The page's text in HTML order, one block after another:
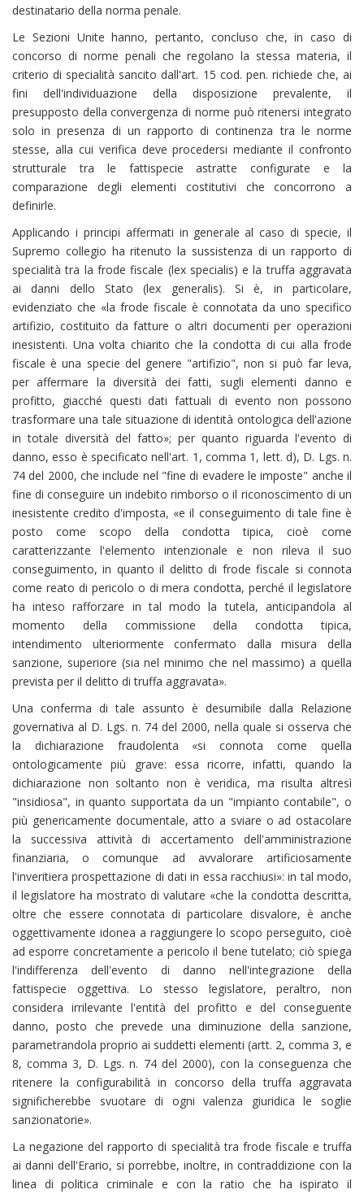
destinatario della norma penale.
Le Sezioni Unite hanno, pertanto, concluso che, in caso di
concorso di norme penali che regolano la stessa materia, il
criterio di specialità sancito dall'art. 15 cod. pen. richiede che, ai
fini dell'individuazione della disposizione prevalente, il
presupposto della convergenza di norme può ritenersi integrato
solo in presenza di un rapporto di continenza tra le norme
stesse, alla cui verifica deve procedersi mediante il confronto
strutturale tra le fattispecie astratte configurate e la
comparazione degli elementi costitutivi che concorrono a
definirle.
Applicando i principi affermati in generale al caso di specie, il
Supremo collegio ha ritenuto la sussistenza di un rapporto di
specialità tra la frode fiscale (lex specialis) e la truffa aggravata
ai danni dello Stato (lex generalis). Si è, in particolare,
evidenziato che «la frode fiscale è connotata da uno specifico
artifizio, costituito da fatture o altri documenti per operazioni
inesistenti. Una volta chiarito che la condotta di cui alla frode
fiscale è una specie del genere "artifizio", non si può far leva,
per affermare la diversità dei fatti, sugli elementi danno e
profitto, giacché questi dati fattuali di evento non possono
trasformare una tale situazione di identità ontologica dell'azione
in totale diversità del fatto»; per quanto riguarda l'evento di
danno, esso è specificato nell'art. 1, comma 1, lett. d), D. Lgs. n.
74 del 2000, che include nel "fine di evadere le imposte" anche il
fine di conseguire un indebito rimborso o il riconoscimento di un
inesistente credito d'imposta, «e il conseguimento di tale fine è
posto come scopo della condotta tipica, cioè come
caratterizzante l'elemento intenzionale e non rileva il suo
conseguimento, in quanto il delitto di frode fiscale si connota
come reato di pericolo o di mera condotta, perché il legislatore
ha inteso rafforzare in tal modo la tutela, anticipandola al
momento della commissione della condotta tipica,
intendimento ulteriormente confermato dalla misura della
sanzione, superiore (sia nel minimo che nel massimo) a quella
prevista per il delitto di truffa aggravata».
Una conferma di tale assunto è desumibile dalla Relazione
governativa al D. Lgs. n. 74 del 2000, nella quale si osserva che
la dichiarazione fraudolenta «si connota come quella
ontologicamente più grave: essa ricorre, infatti, quando la
dichiarazione non soltanto non è veridica, ma risulta altresì
"insidiosa", in quanto supportata da un "impianto contabile", o
più genericamente documentale, atto a sviare o ad ostacolare
la successiva attività di accertamento dell'amministrazione
finanziaria, o comunque ad avvalorare artificiosamente
l'inveritiera prospettazione di dati in essa racchiusi»: in tal modo,
il legislatore ha mostrato di valutare «che la condotta descritta,
oltre che essere connotata di particolare disvalore, è anche
oggettivamente idonea a raggiungere lo scopo perseguito, cioè
ad esporre concretamente a pericolo il bene tutelato; ciò spiega
l'indifferenza dell'evento di danno nell'integrazione della
fattispecie oggettiva. Lo stesso legislatore, peraltro, non
considera irrilevante l'entità del profitto e del conseguente
danno, posto che prevede una diminuzione della sanzione,
parametrandola proprio ai suddetti elementi (artt. 2, comma 3, e
8, comma 3, D. Lgs. n. 74 del 2000), con la conseguenza che
ritenere la configurabilità in concorso della truffa aggravata
significherebbe svuotare di ogni valenza giuridica le soglie
sanzionatorie».
La negazione del rapporto di specialità tra frode fiscale e truffa
ai danni dell'Erario, si porrebbe, inoltre, in contraddizione con la
linea di politica criminale e con la ratio che ha ispirato il